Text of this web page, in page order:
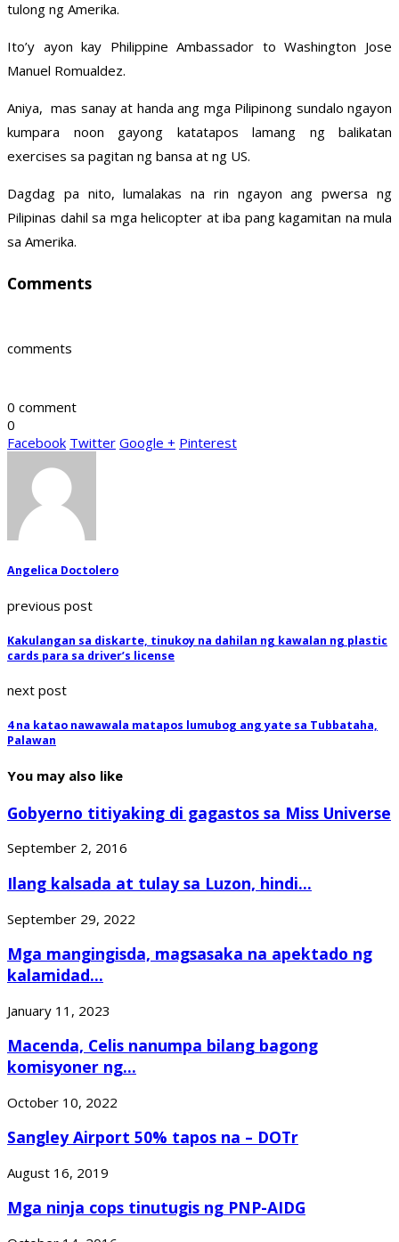
tulong ng Amerika.
Ito’y ayon kay Philippine Ambassador to Washington Jose
Manuel Romualdez.
Aniya, mas sanay at handa ang mga Pilipinong sundalo ngayon
kumpara noon gayong katatapos lamang ng balikatan
exercises sa pagitan ng bansa at ng US.
Dagdag pa nito, lumalakas na rin ngayon ang pwersa ng
Pilipinas dahil sa mga helicopter at iba pang kagamitan na mula
sa Amerika.
Comments
comments
0 comment
0
Facebook Twitter Google + Pinterest
Angelica Doctolero
previous post
Kakulangan sa diskarte, tinukoy na dahilan ng kawalan ng plastic
cards para sa driver’s license
next post
4 na katao nawawala matapos lumubog ang yate sa Tubbataha,
Palawan
You may also like
Gobyerno titiyaking di gagastos sa Miss Universe
September 2, 2016
Ilang kalsada at tulay sa Luzon, hindi...
September 29, 2022
Mga mangingisda, magsasaka na apektado ng
kalamidad...
January 11, 2023
Macenda, Celis nanumpa bilang bagong
komisyoner ng...
October 10, 2022
Sangley Airport 50% tapos na – DOTr
August 16, 2019
Mga ninja cops tinutugis ng PNP-AIDG